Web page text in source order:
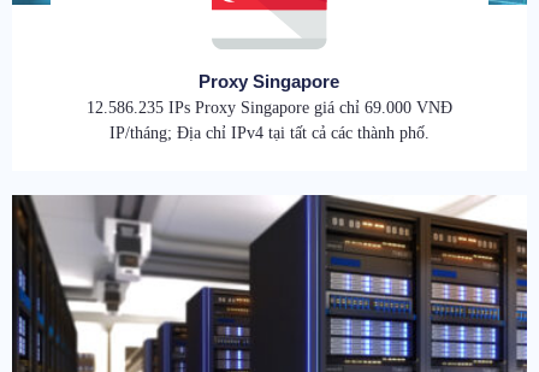
Proxy Singapore
12.586.235 IPs Proxy Singapore giá chỉ 69.000 VNĐ
IP/tháng; Địa chỉ IPv4 tại tất cả các thành phố.